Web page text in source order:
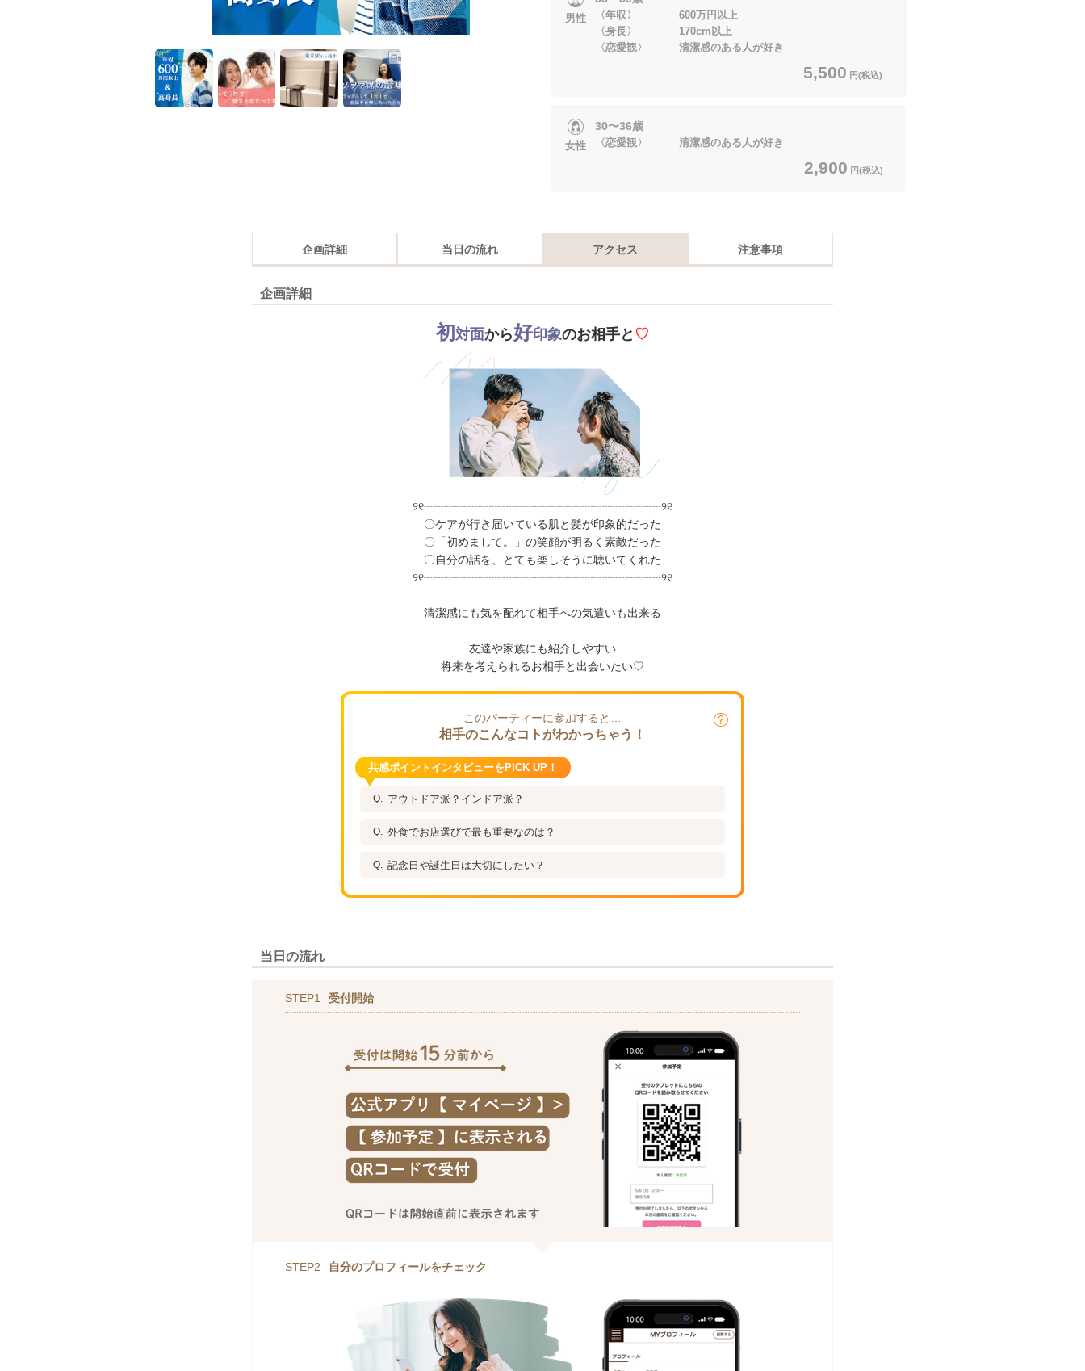
男性
〈年収〉 600万円以上
〈身長〉 170cm以上
〈恋愛観〉 清潔感のある人が好き
5,500 円(税込)
女性
30〜36歳
〈恋愛観〉 清潔感のある人が好き
2,900 円(税込)
企画詳細 当日の流れ アクセス 注意事項
企画詳細
初 対面から好印象のお相手と ♡
୨୧┈┈┈┈┈┈┈┈┈┈┈┈┈┈┈┈┈┈┈┈┈୨୧
〇ケアが行き届いている肌と髪が印象的だった
〇「初めまして。」の笑顔が明るく素敵だった
〇自分の話を、とても楽しそうに聴いてくれた
୨୧┈┈┈┈┈┈┈┈┈┈┈┈┈┈┈┈┈┈┈┈┈୨୧
清潔感にも気を配れて相手への気遣いも出来る
友達や家族にも紹介しやすい
将来を考えられるお相手と出会いたい♡
このパーティーに参加すると…
相手のこんなコトがわかっちゃう！
共感ポイントインタビューをPICK UP！
アウトドア派？インドア派？
外食でお店選びで最も重要なのは？
記念日や誕生日は大切にしたい？
当日の流れ
STEP1 受付開始
STEP2 自分のプロフィールをチェック